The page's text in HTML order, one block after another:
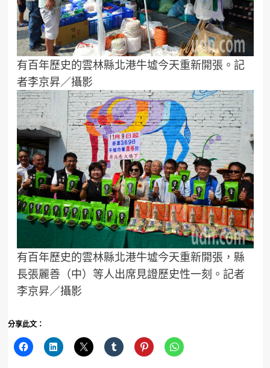
有百年歷史的雲林縣北港牛墟今天重新開張。記
者李京昇／攝影
有百年歷史的雲林縣北港牛墟今天重新開張，縣
長張麗善（中）等人出席見證歷史性一刻。記者
李京昇／攝影
分享此文：